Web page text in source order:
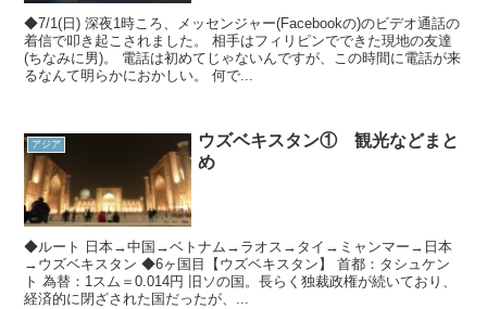
◆7/1(日) 深夜1時ころ、メッセンジャー(Facebookの)のビデオ通話の
着信で叩き起こされました。 相手はフィリピンでできた現地の友達
(ちなみに男)。 電話は初めてじゃないんですが、この時間に電話が来
るなんて明らかにおかしい。 何で...
アジア
ウズベキスタン① 観光などまと
め
◆ルート 日本→中国→ベトナム→ラオス→タイ→ミャンマー→日本
→ウズベキスタン ◆6ヶ国目【ウズベキスタン】 首都：タシュケン
ト 為替：1スム＝0.014円 旧ソの国。長らく独裁政権が続いており、
経済的に閉ざされた国だったが、...